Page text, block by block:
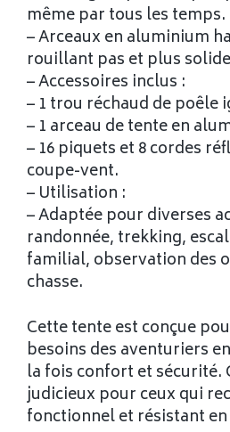
même par tous les temps.
– Arceaux en aluminium
rouillant pas et plus
– Accessoires inclus :
– 1 trou réchaud de poêle
– 1 arceau de tente en
– 16 piquets et 8 cordes
coupe-vent.
– Utilisation :
– Adaptée pour diverses
randonnée, trekking,
familial, observation des
chasse.
Cette tente est conçue
besoins des aventuriers
la fois confort et sécurité.
judicieux pour ceux qui
fonctionnel et résistant